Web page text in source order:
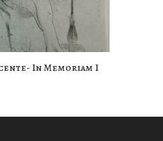
In Memoriam I